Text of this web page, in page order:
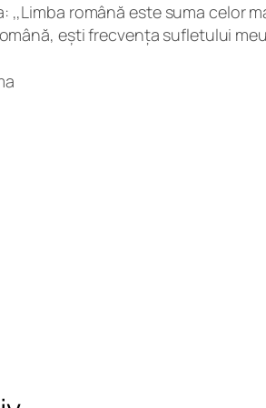
,,Limba română este suma celor
ești frecvența sufletului meu